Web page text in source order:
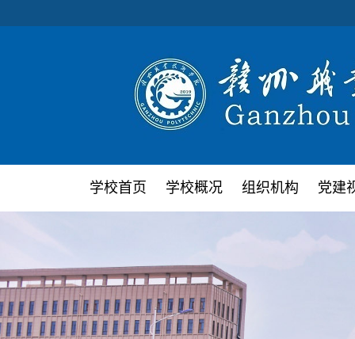
学校首页 学校概况 组织机构 党建